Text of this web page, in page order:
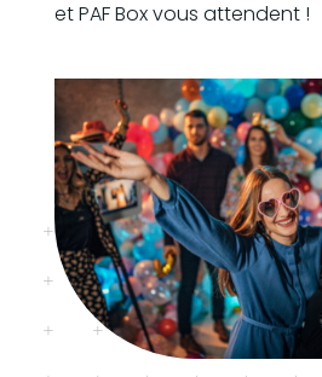
et PAF Box vous attendent !